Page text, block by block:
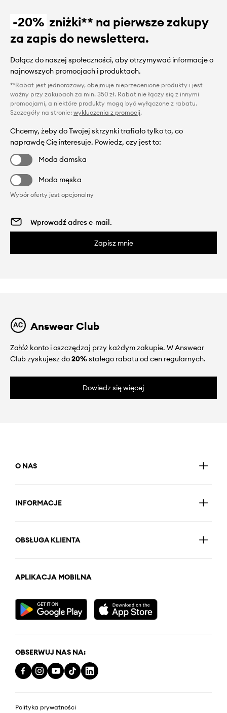
-20% zniżki** na pierwsze zakupy
za zapis do newslettera.
Dołącz do naszej społeczności, aby otrzymywać informacje o
najnowszych promocjach i produktach.
**Rabat jest jednorazowy, obejmuje nieprzecenione produkty i jest
ważny przy zakupach za min. 350 zł. Rabat nie łączy się z innymi
promocjami, a niektóre produkty mogą być wyłączone z rabatu.
Szczegóły na stronie: wykluczenia z promocji.
Chcemy, żeby do Twojej skrzynki trafiało tylko to, co
naprawdę Cię interesuje. Powiedz, czy jest to:
Moda damska
Moda męska
Wybór oferty jest opcjonalny
Zapisz mnie
Answear Club
Załóż konto i oszczędzaj przy każdym zakupie. W Answear
Club zyskujesz do20%stałego rabatu od cen regularnych.
Dowiedz się więcej
O NAS
INFORMACJE
OBSŁUGA KLIENTA
APLIKACJA MOBILNA
OBSERWUJ NAS NA:
Polityka prywatności